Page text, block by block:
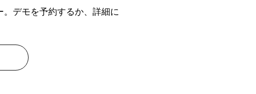
デモを予約するか、詳細に